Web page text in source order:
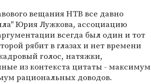
вещания НТВ все давно
Юрия Лужкова, ассоциацию
всегда был один и тот
рябит в глазах и нет времени
голос, натяжки,
из контекста цитаты - максимум
рациональных доводов.